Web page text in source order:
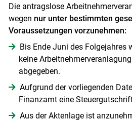
Skip to main
Die antragslose
wegen nur unter bestimmten
Voraussetzungen vorzunehmen:
Bis Ende Juni des Folgejahres
keine
abgegeben.
Aufgrund der vorliegenden
Finanzamt eine
Aus der Aktenlage ist